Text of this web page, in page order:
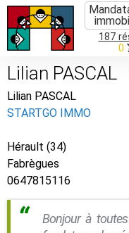
187
0
Lilian PASCAL
Lilian PASCAL
STARTGO IMMO
Hérault (34)
Fabrègues
0647815116
Bonjour à